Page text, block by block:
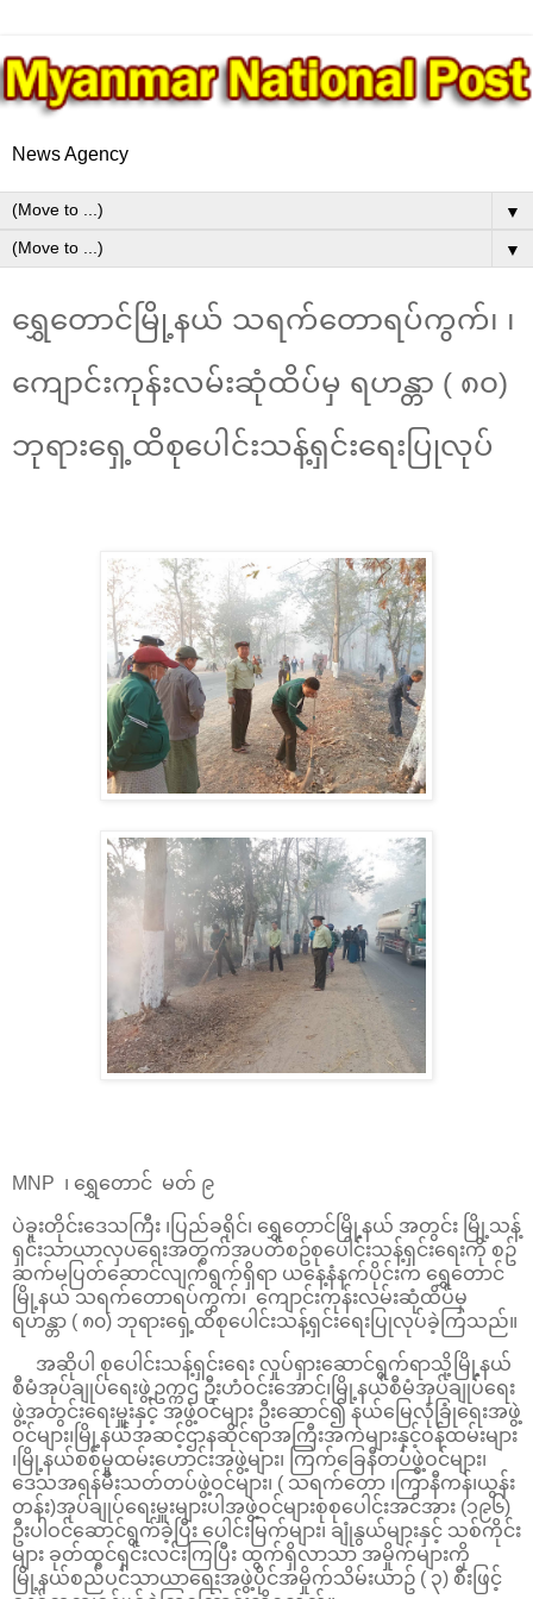
News Agency
▼
▼
ရွှေတောင်မြို့နယ် သရက်တောရပ်ကွက်၊ ၊
ကျောင်းကုန်းလမ်းဆုံထိပ်မှ ရဟန္တာ ( ၈၀)
ဘုရားရှေ့ထိစုပေါင်းသန့်ရှင်းရေးပြုလုပ်
MNP ၊ ရွှေတောင် မတ် ၉
ပဲခူးတိုင်းဒေသကြီး ၊ပြည်ခရိုင်၊ ရွှေတောင်မြို့နယ် အတွင်း မြို့သန့်
ရှင်းသာယာလှပရေးအတွက်အပတ်စဥ်စုပေါင်းသန့်ရှင်းရေးကို စဥ်
ဆက်မပြတ်ဆောင်လျက်ရွက်ရှိရာ ယနေ့နံနက်ပိုင်းက ရွှေတောင်
မြို့နယ် သရက်တောရပ်ကွက်၊ ကျောင်းကုန်းလမ်းဆုံထိပ်မှ
ရဟန္တာ ( ၈၀) ဘုရားရှေ့ထိစုပေါင်းသန့်ရှင်းရေးပြုလုပ်ခဲ့ကြသည်။
အဆိုပါ စုပေါင်းသန့်ရှင်းရေး လှုပ်ရှားဆောင်ရွက်ရာသို့မြို့နယ်
စီမံအုပ်ချုပ်ရေးဖွဲ့ဥက္ကဌ ဦးဟံဝင်းအောင်၊မြို့နယ်စီမံအုပ်ချုပ်ရေး
ဖွဲ့အတွင်းရေးမှူးနှင့် အဖွဲ့ဝင်များ ဦးဆောင်၍ နယ်မြေလုံခြုံရေးအဖွဲ့
ဝင်များ၊မြို့နယ်အဆင့်ဌာနဆိုင်ရာအကြီးအကဲများနှင့်ဝန်ထမ်းများ
၊မြို့နယ်စစ်မှုထမ်းဟောင်းအဖွဲ့များ၊ ကြက်ခြေနီတပ်ဖွဲ့ဝင်များ၊
ဒေသအရန်မီးသတ်တပ်ဖွဲ့ဝင်များ၊ ( သရက်တော ၊ကြာနီကန်၊ယွန်း
တန်း)အုပ်ချုပ်ရေးမှူးများပါအဖွဲ့ဝင်များစုစုပေါင်းအင်အား (၁၉၆)
ဦးပါဝင်ဆောင်ရွက်ခဲ့ပြီး ပေါင်းမြက်များ၊ ချုံနွယ်များနှင့် သစ်ကိုင်း
များ ခုတ်ထွင်ရှင်းလင်းကြပြီး ထွက်ရှိလာသာ အမှိုက်များကို
မြို့နယ်စည်ပင်သာယာရေးအဖွဲ့ပိုင်အမှိုက်သိမ်းယာဥ် ( ၃) စီးဖြင့်